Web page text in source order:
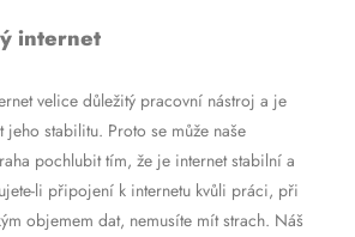
internet
velice důležitý pracovní nástroj a je
jeho stabilitu. Proto se může naše
pochlubit tím, že je internet stabilní a
li připojení k internetu kvůli práci, při
objemem dat, nemusíte mít strach. Náš